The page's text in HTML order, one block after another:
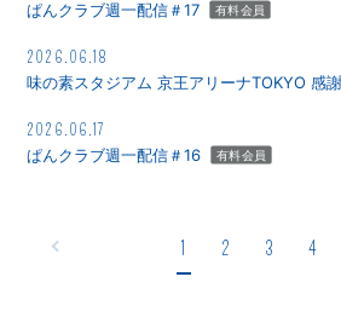
ぱんクラブ週一配信＃17 有料会員
2026.06.18
味の素スタジアム 京王アリーナTOKYO 感
2026.06.17
ぱんクラブ週一配信＃16 有料会員
1 2 3 4